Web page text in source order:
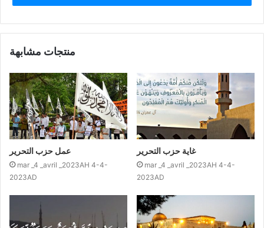
منتجات مشابهة
عمل حزب التحرير
mar _4 _avril _2023AH 4-4-
2023AD
غاية حزب التحرير
mar _4 _avril _2023AH 4-4-
2023AD